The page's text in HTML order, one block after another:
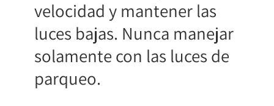
velocidad y mantener las
luces bajas. Nunca manejar
solamente con las luces de
parqueo.